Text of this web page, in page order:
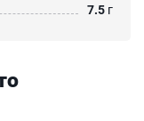
7.5 г